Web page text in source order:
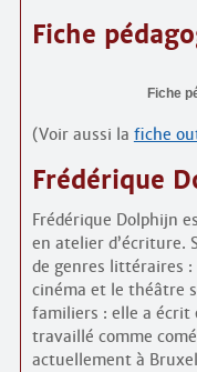
Fiche
Fiche
(Voir aussi la fiche
Frédérique
Frédérique Dolphijn
en atelier d’écriture.
de genres littéraires
cinéma et le théâtre
familiers : elle a écrit
travaillé comme
actuellement à